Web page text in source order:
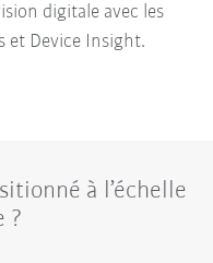
digitale avec les
et Device Insight.
à l’échelle
?